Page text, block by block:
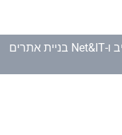
ו-
Net&IT בניית אתרים